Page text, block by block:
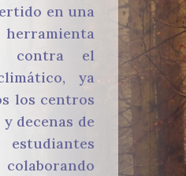
en una
contra el
ya
los centros
decenas de